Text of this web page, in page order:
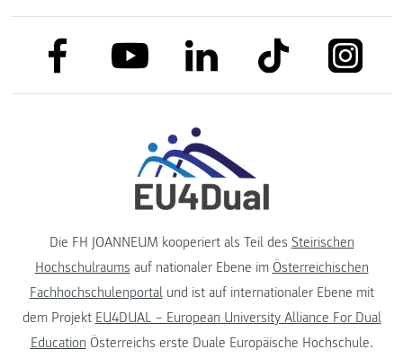
link to facebooklink to youtubelink to linkedinlink to tiktok link to
Die FH JOANNEUM kooperiert als Teil des Steirischen
Hochschulraums auf nationaler Ebene im Österreichischen
Fachhochschulenportalund ist auf internationaler Ebene mit
dem Projekt EU4DUAL – European University Alliance For Dual
Education Österreichs erste Duale Europäische Hochschule.